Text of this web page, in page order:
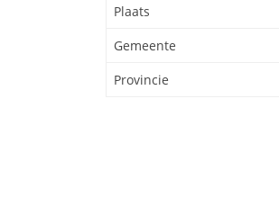
Plaats
Gemeente
Provincie